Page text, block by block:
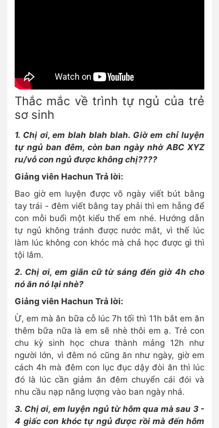
Thắc mắc về trình tự ngủ của trẻ
sơ sinh
1. Chị ơi, em blah blah blah. Giờ em chỉ luyện
tự ngủ ban đêm, còn ban ngày nhờ ABC XYZ
ru/vỗ con ngủ được không chị????
Giảng viên Hachun Trả lời:
Bao giờ em luyện được võ ngày viết bút bằng
tay trái - đêm viết bằng tay phải thì em hẵng để
con mỗi buổi một kiểu thế em nhé. Hướng dẫn
tự ngủ không tránh được nước mắt, vì thế lúc
làm lúc không con khóc mà chả học được gì thì
tội lắm.
2. Chị ơi, em giãn cữ từ sáng đến giờ 4h cho
nó ăn nó lại nhè?
Giảng viên Hachun Trả lời:
Ừ, em mà ăn bữa cỗ lúc 7h tối thì 11h bắt em ăn
thêm bữa nữa là em sẽ nhè thôi em ạ. Trẻ con
chu kỳ sinh học chưa thành mảng 12h như
người lớn, vì đêm nó cũng ăn như ngày, giờ em
cách 4h mà đêm con lục đục dậy đòi ăn thì lúc
đó là lúc cần giảm ăn đêm chuyển cái đói và
nhu cầu nạp năng lượng vào ban ngày nhá.
3. Chị ơi, em luyện ngủ từ hôm qua mà sau 3 -
4 giấc con khóc tự ngủ được rồi mà đến hôm